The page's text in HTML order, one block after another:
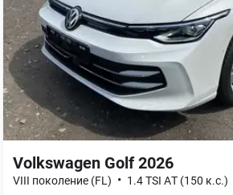
Volkswagen Golf 2026
VIII поколение (FL) • 1.4 TSI AТ (150 к.с.)